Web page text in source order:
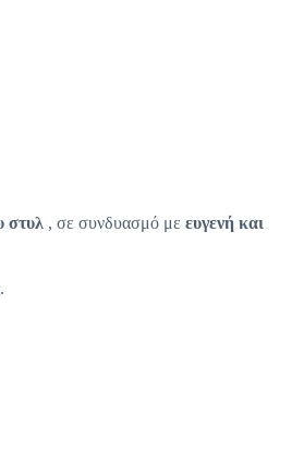
στυλ , σε συνδυασμό με ευγενή και